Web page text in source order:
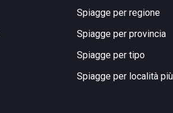
Spiagge per regione
Spiagge per provincia
Spiagge per tipo
Spiagge per località